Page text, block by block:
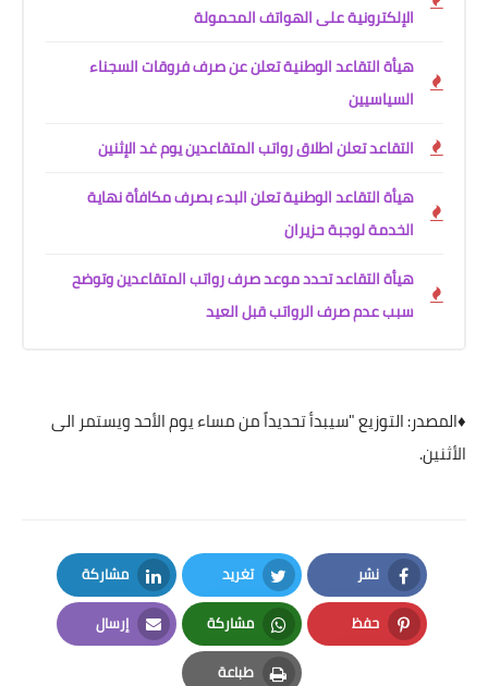
الإلكترونية على الهواتف المحمولة
هيأة التقاعد الوطنية تعلن عن صرف فروقات السجناء
السياسيين
التقاعد تعلن اطلاق رواتب المتقاعدين يوم غد الإثنين
هيأة التقاعد الوطنية تعلن البدء بصرف مكافأة نهاية
الخدمة لوجبة حزيران
هيأة التقاعد تحدد موعد صرف رواتب المتقاعدين وتوضح
سبب عدم صرف الرواتب قبل العيد
♦️المصدر: التوزيع "سيبدأ تحديداً من مساء يوم الأحد ويستمر الى
الأثنين.
نشر
Facebook
تغريد
Twitter
مشاركة
LinkedIn
حفظ
Pinterest
مشاركة
Whatsapp
إرسال
Email
طباعة